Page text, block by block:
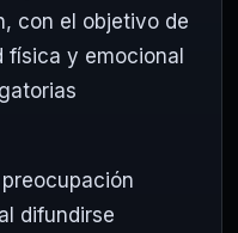
con el objetivo de
física y emocional
difundirse